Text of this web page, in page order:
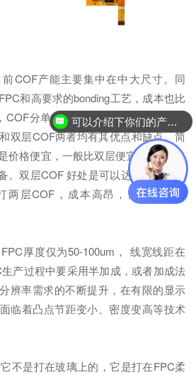
COF产能主要集中在中大尺寸。同
和高要求的bonding工艺，成本也比
分单层COF和双层COF。从整个
双层COF两者均有其优点和缺点。简
价格便宜，一般比双层便宜5倍，但缺
。双层COF 好处是可以达到更高的解
层COF，成本高昂，需要更多的
厚度仅为50-100um， 线宽线距在
产过程中要采用半加成，或者加成法
辨率需求的不断提升，在有限的显示
临着凸点节距变小、密度变高等技术
不是打在玻璃上的，它是打在FPC柔
可以介绍下你们的产品么？